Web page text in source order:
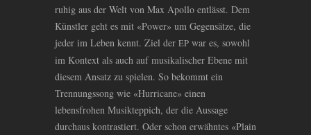
ruhig aus der Welt von Max Apollo entlässt. Dem
Künstler geht es mit «Power» um Gegensätze, die
jeder im Leben kennt. Ziel der EP war es, sowohl
im Kontext als auch auf musikalischer Ebene mit
diesem Ansatz zu spielen. So bekommt ein
Trennungssong wie «Hurricane» einen
lebensfrohen Musikteppich, der die Aussage
durchaus kontrastiert. Oder schon erwähntes «Plain